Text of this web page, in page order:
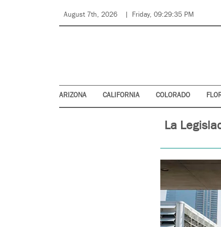
August 7th, 2026 Friday, 09:29:35 PM
ARIZONA CALIFORNIA COLORADO
La